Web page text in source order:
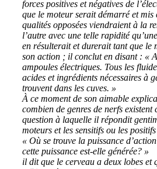
forces positives et négatives de
que le moteur serait démarré et mis
qualités opposées viendraient à la
l’autre avec une telle rapidité
en résulterait et durerait tant que le
son action ; il conclut en disant : «
ampoules électriques. Tous les
acides et ingrédients nécessaires à
trouvent dans les cuves. »
À ce moment de son aimable
combien de genres de nerfs existent
question à laquelle il répondit
moteurs et les sensitifs ou les
« Où se trouve la puissance
cette puissance est-elle générée? »
il dit que le cerveau a deux lobes et